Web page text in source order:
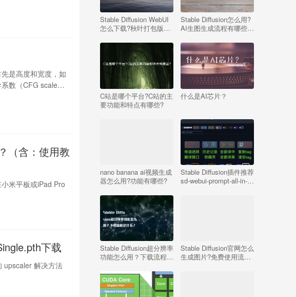
是高度和宽度，如
系数（CFG scale…
（含：使用教
米平板或iPad Pro
下载
upscaler 解决方法
Stable Diffusion WebUI
怎么下载?秋叶打包版有
Stable Diffusion怎么用?
AI生图生成流程有哪些步
C站是哪个平台?C站的主
要功能和特点有哪些?
什么是AI芯片？
nano banana ai视频生成
器怎么用?功能有哪些?
Stable Diffusion插件推荐
sd-webui-prompt-all-in-
Stable Diffusion超分辨率
功能怎么用？下载流程是
Stable Diffusion官网怎么
生成图片?免费使用流程